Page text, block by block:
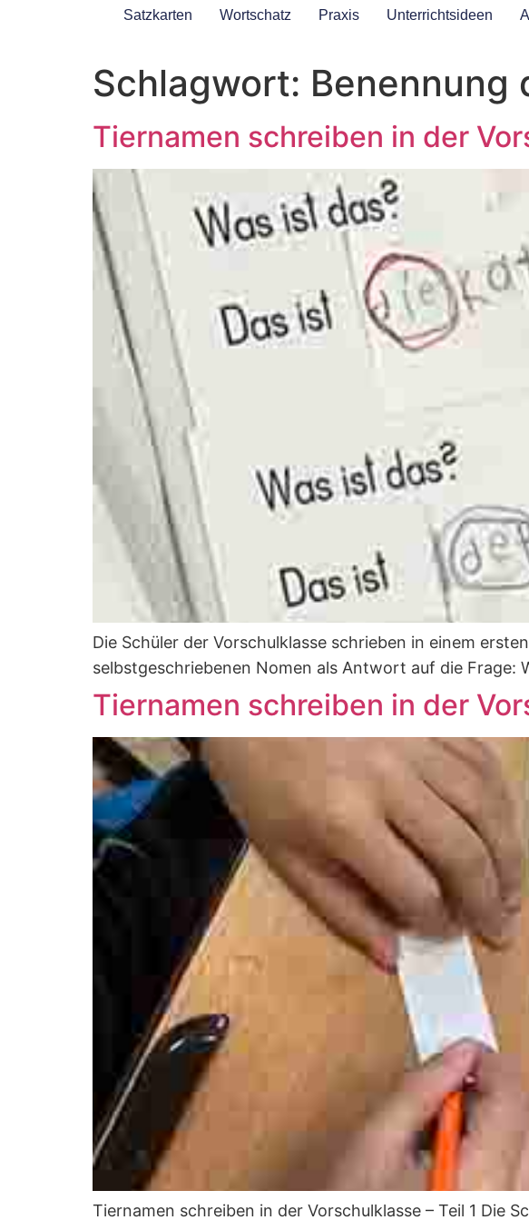
Satzkarten Wortschatz Praxis Unterrichtsideen
Schlagwort: Benennung
Tiernamen schreiben in der
Die Schüler der Vorschulklasse schrieben in einem
selbstgeschriebenen Nomen als Antwort auf die Frage:
Tiernamen schreiben in der
Tiernamen schreiben in der Vorschulklasse – Teil 1 Die